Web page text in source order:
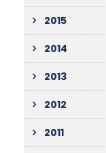
2015
2014
2013
2012
2011